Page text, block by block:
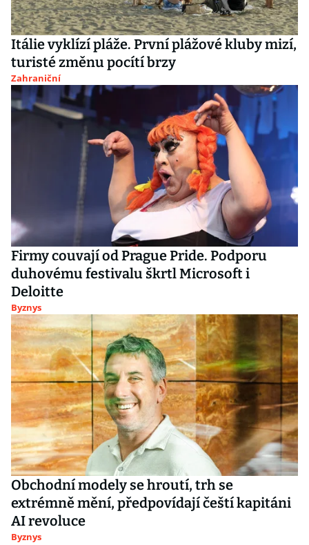
Itálie vyklízí pláže. První plážové kluby mizí,
turisté změnu pocítí brzy
Zahraniční
Firmy couvají od Prague Pride. Podporu
duhovému festivalu škrtl Microsoft i
Deloitte
Byznys
Obchodní modely se hroutí, trh se
extrémně mění, předpovídají čeští kapitáni
AI revoluce
Byznys